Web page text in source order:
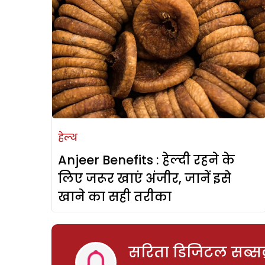
हेल्थ
Anjeer Benefits : हेल्दी रहने के
लिए जरूर खाएं अंजीर, जानें इसे
खाने का सही तरीका
सरिता डिजिटल